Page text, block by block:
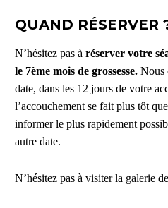
QUAND RÉSERVER
N’hésitez pas àréserver votre
le 7ème mois de grossesse. Nous
date, dans les 12 jours de votre
l’accouchement se fait plus tôt
informer le plus rapidement
autre date.
N’hésitez pas à visiter la galerie